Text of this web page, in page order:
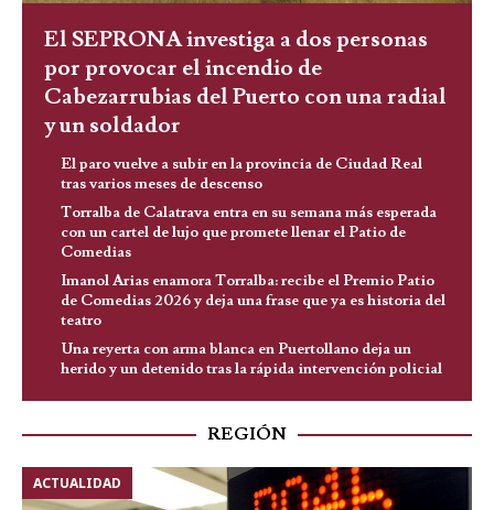
El SEPRONA investiga a dos personas
por provocar el incendio de
Cabezarrubias del Puerto con una radial
y un soldador
El paro vuelve a subir en la provincia de Ciudad Real
tras varios meses de descenso
Torralba de Calatrava entra en su semana más esperada
con un cartel de lujo que promete llenar el Patio de
Comedias
Imanol Arias enamora Torralba: recibe el Premio Patio
de Comedias 2026 y deja una frase que ya es historia del
teatro
Una reyerta con arma blanca en Puertollano deja un
herido y un detenido tras la rápida intervención policial
REGIÓN
ACTUALIDAD